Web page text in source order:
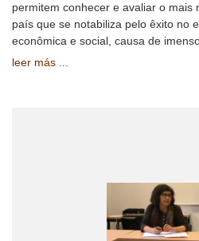
permitem conhecer e avaliar o mais
país que se notabiliza pelo êxito no
econômica e social, causa de
leer más ...